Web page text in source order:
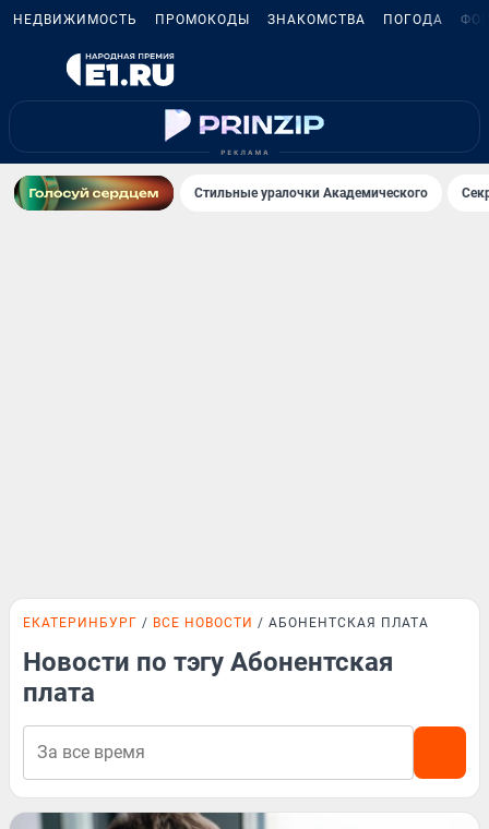
НЕДВИЖИМОСТЬ ПРОМОКОДЫ ЗНАКОМСТВА ПОГОДА
Стильные уралочки Академического
ЕКАТЕРИНБУРГ ВСЕ НОВОСТИ АБОНЕНТСКАЯ ПЛАТА
Новости по тэгу Абонентская
плата